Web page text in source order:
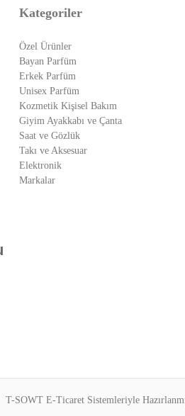
Kategoriler
Özel Ürünler
Bayan Parfüm
Erkek Parfüm
Unisex Parfüm
Kozmetik Kişisel Bakım
Giyim Ayakkabı ve Çanta
Saat ve Gözlük
Takı ve Aksesuar
Elektronik
Markalar
T-SOWT E-Ticaret Sistemleriyle